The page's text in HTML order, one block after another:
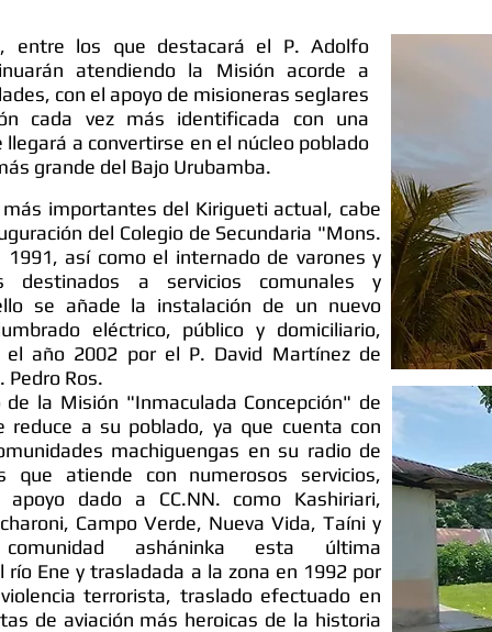
entre los que destacará el P. Adolfo
atendiendo la Misión acorde a
con el apoyo de misioneras seglares
cada vez más identificada con una
llegará a convertirse en el núcleo poblado
grande del Bajo Urubamba.
importantes del Kirigueti actual, cabe
del Colegio de Secundaria "Mons.
1991, así como el internado de varones y
destinados a servicios comunales y
se añade la instalación de un nuevo
eléctrico, público y domiciliario,
el año 2002 por el P. David Martínez de
Pedro Ros.
la Misión "Inmaculada Concepción" de
reduce a su poblado, ya que cuenta con
machiguengas en su radio de
que atiende con numerosos servicios,
apoyo dado a CC.NN. como Kashiriari,
Campo Verde, Nueva Vida, Taíni y
comunidad asháninka esta última
río Ene y trasladada a la zona en 1992 por
terrorista, traslado efectuado en
de aviación más heroicas de la historia